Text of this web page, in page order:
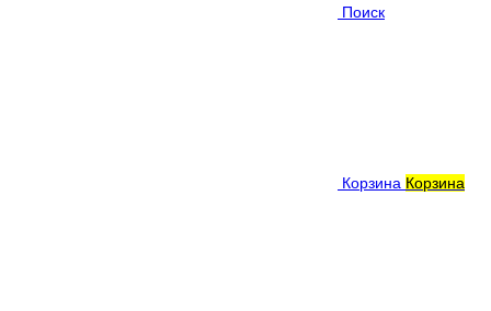
Поиск
Корзина Корзина